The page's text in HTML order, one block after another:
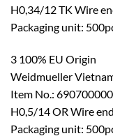
H0,34/12 TK Wire
Packaging unit:
3 100% EU Origin
Weidmueller
Item No.: 690700000
H0,5/14 OR Wire
Packaging unit: